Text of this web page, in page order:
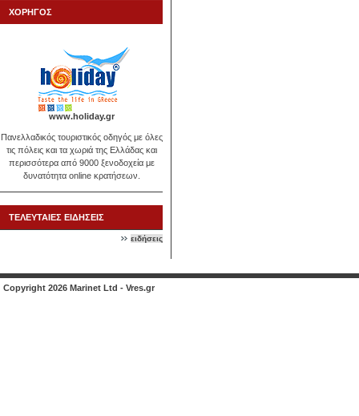
ΧΟΡΗΓΟΣ
www.holiday.gr
Πανελλαδικός τουριστικός οδηγός με όλες
τις πόλεις και τα χωριά της Ελλάδας και
περισσότερα από 9000 ξενοδοχεία με
δυνατότητα online κρατήσεων.
ΤΕΛΕΥΤΑΙΕΣ ΕΙΔΗΣΕΙΣ
ειδήσεις
Copyright 2026 Marinet Ltd - Vres.gr